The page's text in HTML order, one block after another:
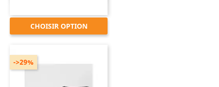
CHOISIR OPTION
->29%